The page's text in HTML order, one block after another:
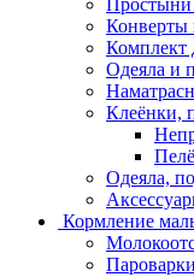
Простыни
Конверты
Комплект
Одеяла и
Клеёнки,
Одеяла,
Кормление